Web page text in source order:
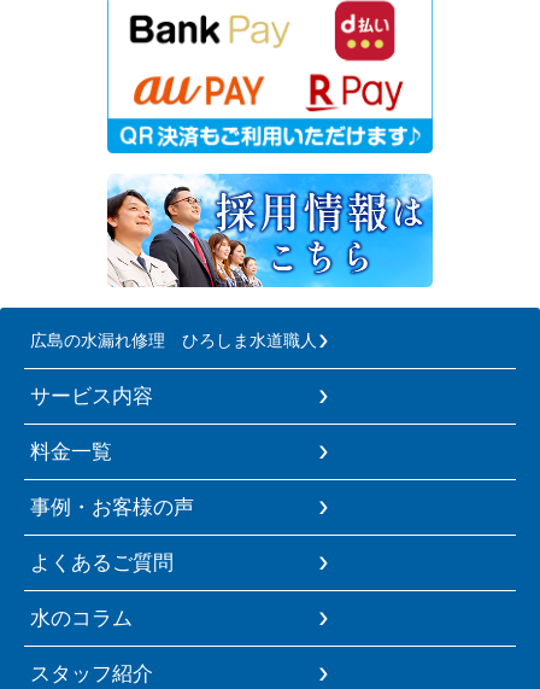
広島の水漏れ修理 ひろしま水道職人
サービス内容
料金一覧
事例・お客様の声
よくあるご質問
水のコラム
スタッフ紹介